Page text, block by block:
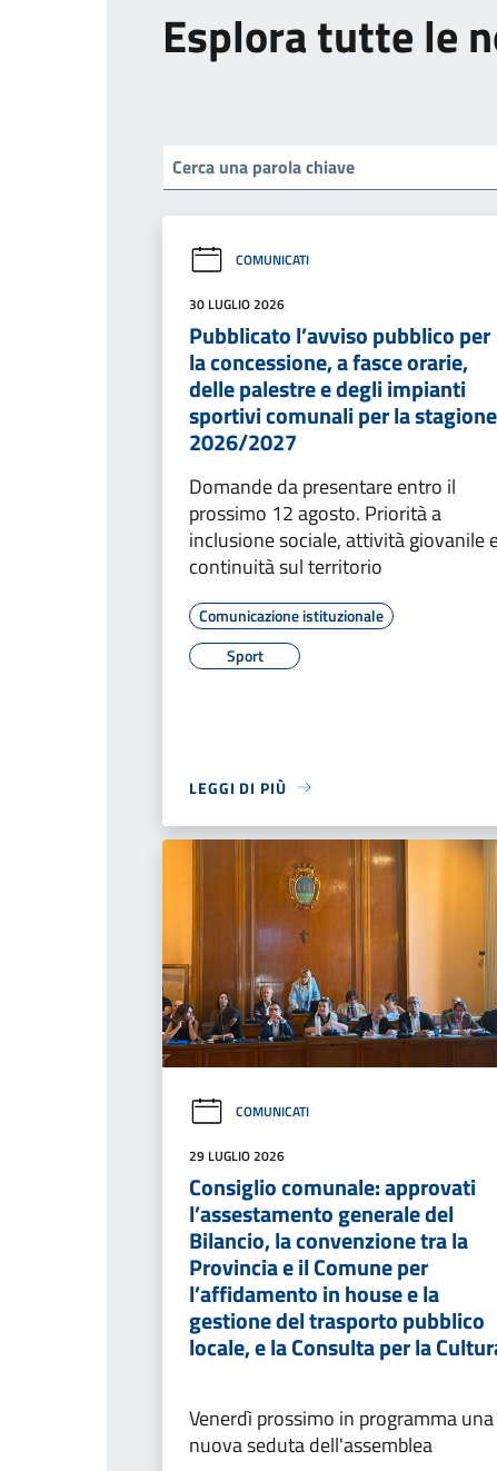
Esplora tutte le
COMUNICATI
30 LUGLIO 2026
Pubblicato l’avviso pubblico per
la concessione, a fasce orarie,
delle palestre e degli impianti
sportivi comunali per la stagione
2026/2027
Domande da presentare entro il
prossimo 12 agosto. Priorità a
inclusione sociale, attività giovanile
continuità sul territorio
Comunicazione istituzionale
Sport
LEGGI DI PIÙ
COMUNICATI
29 LUGLIO 2026
Consiglio comunale: approvati
l’assestamento generale del
Bilancio, la convenzione tra la
Provincia e il Comune per
l’affidamento in house e la
gestione del trasporto pubblico
locale, e la Consulta per la
Venerdì prossimo in programma una
nuova seduta dell'assemblea